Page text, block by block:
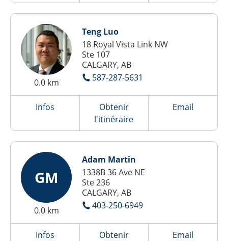
0.0 km
Teng Luo
18 Royal Vista Link NW
Ste 107
CALGARY, AB
587-287-5631
Infos
Obtenir
l'itinéraire
Email
GM
0.0 km
Adam Martin
1338B 36 Ave NE
Ste 236
CALGARY, AB
403-250-6949
Infos
Obtenir
Email